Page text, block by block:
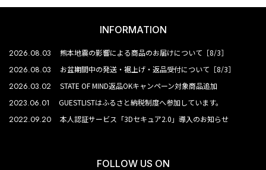
INFORMATION
2026.08.03 熊本地震の影響による商品のお届けについて［8/3］
2026.08.03 お盆期間中の発送・裾上げ・返品受付について［8/3］
2026.03.02 STATE OF MIND返品OKキャンペーン対象商品追加
2023.06.01 GUESTLISTはふるさと納税制度へ参加しています。
2022.09.20 本人認証サービス「3Dセキュア2.0」導入のお知らせ
FOLLOW US ON